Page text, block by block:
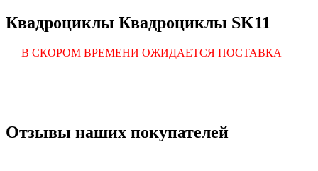
Квадроциклы Квадроциклы SK11
В СКОРОМ ВРЕМЕНИ ОЖИДАЕТСЯ ПОСТАВКА
Отзывы наших покупателей